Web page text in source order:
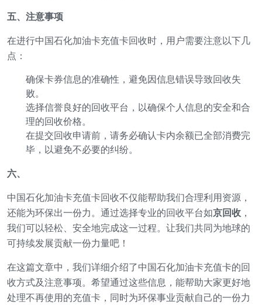
五、注意事项
在进行中国石化加油卡充值卡回收时，用户需要注意以下几
点：
确保卡券信息的准确性，避免因信息错误导致回收失
败。
选择信誉良好的回收平台，以确保个人信息的安全和合
理的回收价格。
在提交回收申请前，请务必确认卡内余额已全部消费完
毕，以避免不必要的纠纷。
六、
中国石化加油卡充值卡回收不仅能帮助我们合理利用资源，
还能为环保出一份力。通过选择专业的回收平台如京回收，
我们可以轻松、安全地完成这一过程。让我们共同为地球的
可持续发展贡献一份力量吧！
在这篇文章中，我们详细介绍了中国石化加油卡充值卡的回
收方式及注意事项。希望通过这些信息，能帮助大家更好地
处理不再使用的充值卡，同时为环保事业贡献自己的一份力